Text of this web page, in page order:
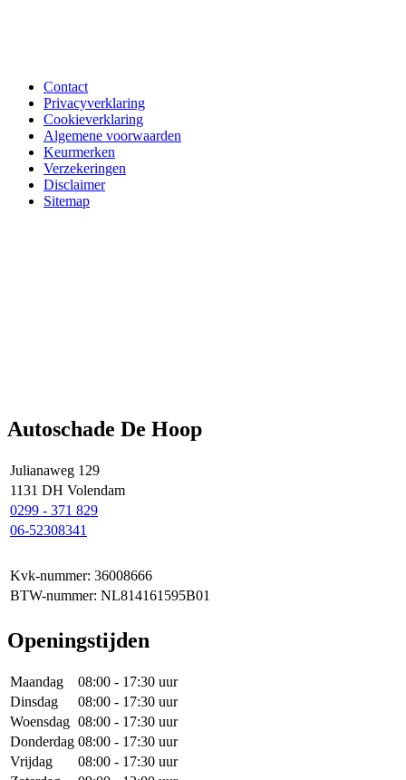
Contact
Privacyverklaring
Cookieverklaring
Algemene voorwaarden
Keurmerken
Verzekeringen
Disclaimer
Sitemap
Autoschade De Hoop
Julianaweg 129
1131 DH Volendam
0299 - 371 829
06-52308341
Kvk-nummer: 36008666
BTW-nummer: NL814161595B01
Openingstijden
Maandag
08:00 - 17:30 uur
Dinsdag
08:00 - 17:30 uur
Woensdag 08:00 - 17:30 uur
Donderdag 08:00 - 17:30 uur
Vrijdag
08:00 - 17:30 uur